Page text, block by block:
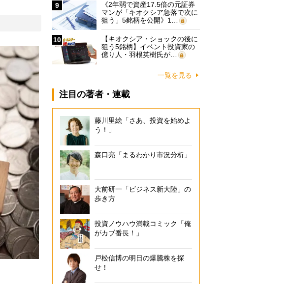
9
《2年弱で資産17.5倍の元証券
マンが「キオクシア急落で次に
狙う」5銘柄を公開》1…
10
【キオクシア・ショックの後に
狙う5銘柄】イベント投資家の
億り人・羽根英樹氏が…
一覧を見る
注目の著者・連載
藤川里絵「さあ、投資を始めよ
う！」
森口亮「まるわかり市況分析」
大前研一「ビジネス新大陸」の
歩き方
投資ノウハウ満載コミック「俺
がカブ番長！」
戸松信博の明日の爆騰株を探
せ！